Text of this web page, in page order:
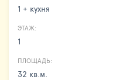
1 + кухня
ЭТАЖ:
1
ПЛОЩАДЬ:
32 кв.м.